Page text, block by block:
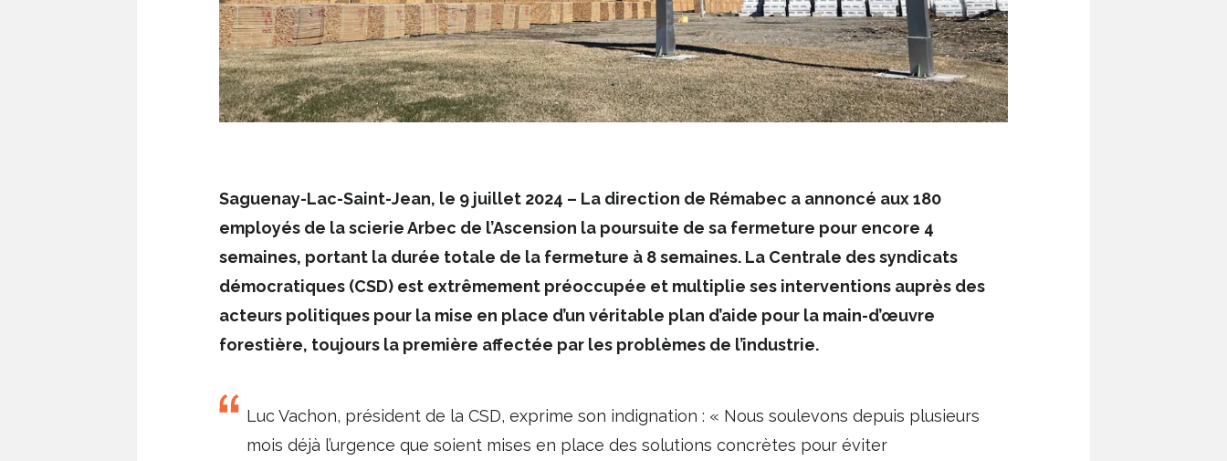
Saguenay-Lac-Saint-Jean, le 9 juillet 2024 – La direction de Rémabec a annoncé aux 180
employés de la scierie Arbec de l’Ascension la poursuite de sa fermeture pour encore 4
semaines, portant la durée totale de la fermeture à 8 semaines. La Centrale des syndicats
démocratiques (CSD) est extrêmement préoccupée et multiplie ses interventions auprès des
acteurs politiques pour la mise en place d’un véritable plan d’aide pour la main-d’œuvre
forestière, toujours la première affectée par les problèmes de l’industrie.
Luc Vachon, président de la CSD, exprime son indignation : « Nous soulevons depuis plusieurs
mois déjà l’urgence que soient mises en place des solutions concrètes pour éviter